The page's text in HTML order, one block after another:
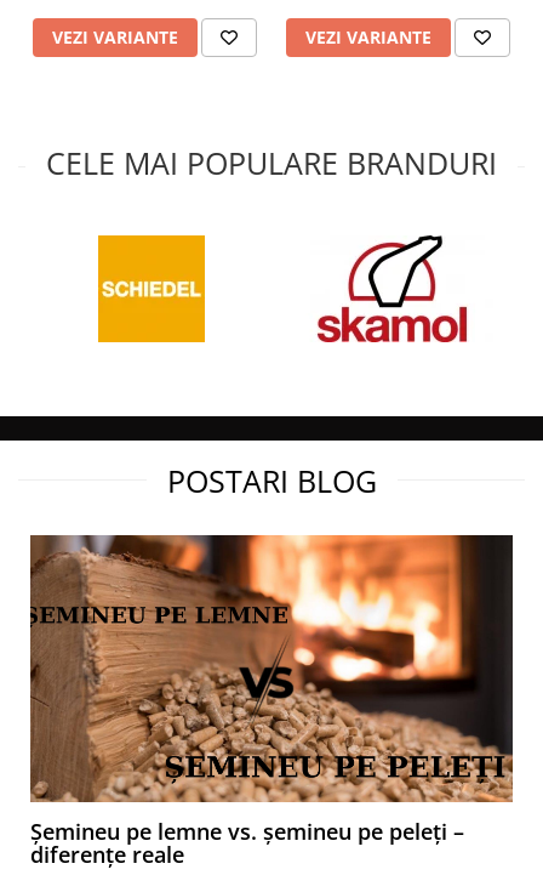
VEZI VARIANTE VEZI VARIANTE
CELE MAI POPULARE BRANDURI
POSTARI BLOG
Șemineu pe lemne vs. șemineu pe peleți –
diferențe reale